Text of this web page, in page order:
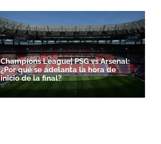
Champions League| PSG vs Arsenal:
¿Por qué se adelanta la hora de
inicio de la final?